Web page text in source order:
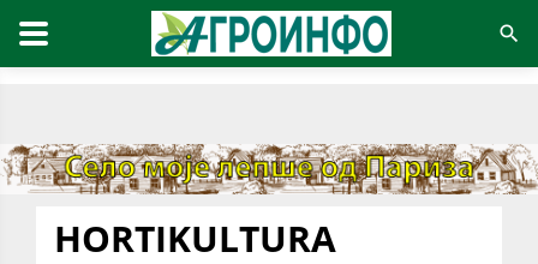
HORTIKULTURA